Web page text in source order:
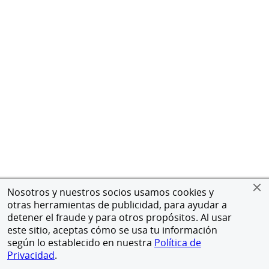
Nosotros y nuestros socios usamos cookies y
otras herramientas de publicidad, para ayudar a
detener el fraude y para otros propósitos. Al usar
este sitio, aceptas cómo se usa tu información
según lo establecido en nuestra Política de
Privacidad.